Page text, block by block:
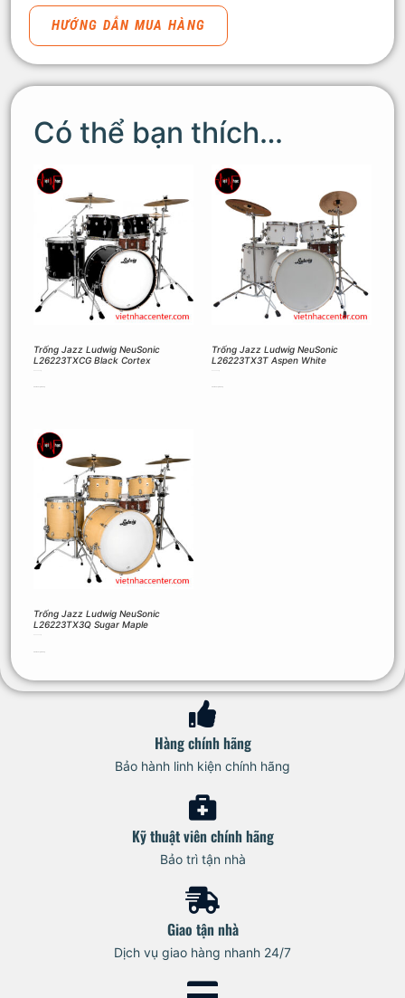
HƯỚNG DẪN MUA HÀNG
Có thể bạn thích…
Trống Jazz Ludwig NeuSonic
L26223TXCG Black Cortex
Trống Jazz Ludwig NeuSonic
L26223TX3T Aspen White
Trống Jazz Ludwig NeuSonic
L26223TX3Q Sugar Maple
Hàng chính hãng
Bảo hành linh kiện chính hãng
Kỹ thuật viên chính hãng
Bảo trì tận nhà
Giao tận nhà
Dịch vụ giao hàng nhanh 24/7